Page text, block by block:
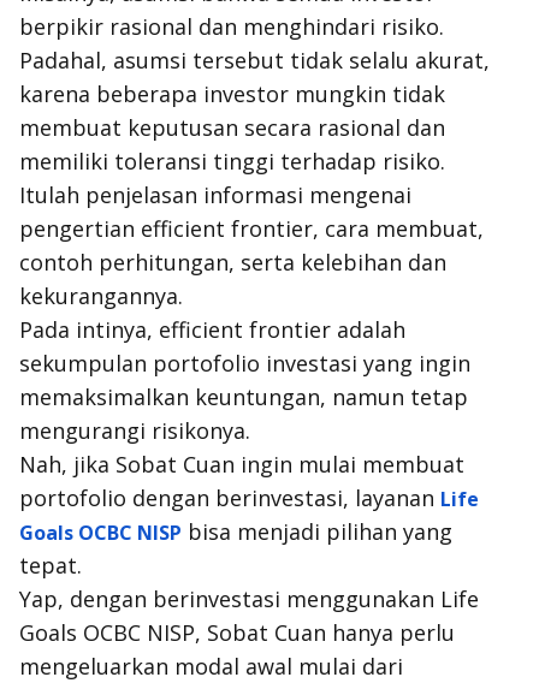
berpikir rasional dan menghindari risiko.
Padahal, asumsi tersebut tidak selalu akurat,
karena beberapa investor mungkin tidak
membuat keputusan secara rasional dan
memiliki toleransi tinggi terhadap risiko.
Itulah penjelasan informasi mengenai
pengertian efficient frontier, cara membuat,
contoh perhitungan, serta kelebihan dan
kekurangannya.
Pada intinya, efficient frontier adalah
sekumpulan portofolio investasi yang ingin
memaksimalkan keuntungan, namun tetap
mengurangi risikonya.
Nah, jika Sobat Cuan ingin mulai membuat
portofolio dengan berinvestasi, layanan Life
Goals OCBC NISP bisa menjadi pilihan yang
tepat.
Yap, dengan berinvestasi menggunakan Life
Goals OCBC NISP, Sobat Cuan hanya perlu
mengeluarkan modal awal mulai dari